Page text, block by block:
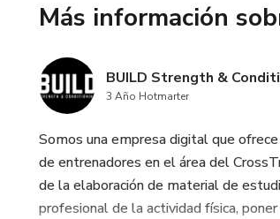
de manera
comienza
Más información
BUILD Strength &
3 Año Hotmarter
Somos una empresa digital que
de entrenadores en el área del
de la elaboración de material de
profesional de la actividad física,